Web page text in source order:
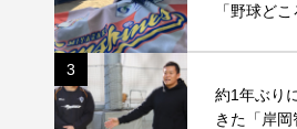
「野球どこ
3
約1年ぶり
きた「岸岡